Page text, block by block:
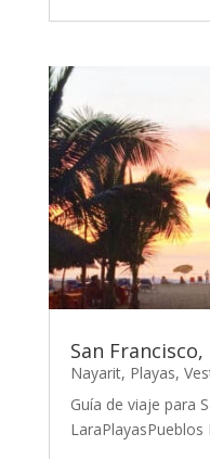
San
Nayarit, Playas,
Guía de viaje para
LaraPlayasPueblos